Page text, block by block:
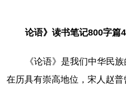
论语》读书笔记800字篇4
《论语》是我们中华民
在历具有崇高地位，宋人赵